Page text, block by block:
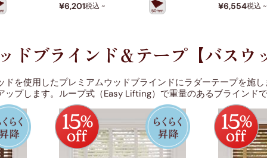
¥6,201税込 ~ ¥6,554税込 ~
ドブラインド＆テープ【バスウ
ドを使用したプレミアムウッドブラインドにラダーテープを施
ップします。ループ式（Easy Lifting）で重量のあるブラインド